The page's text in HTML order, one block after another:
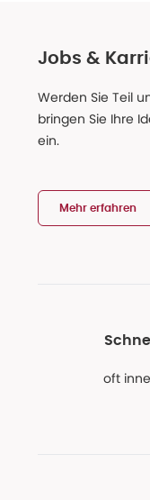
Jobs &
Werden Sie Teil
bringen Sie Ihre
ein.
Mehr erfahren
oft